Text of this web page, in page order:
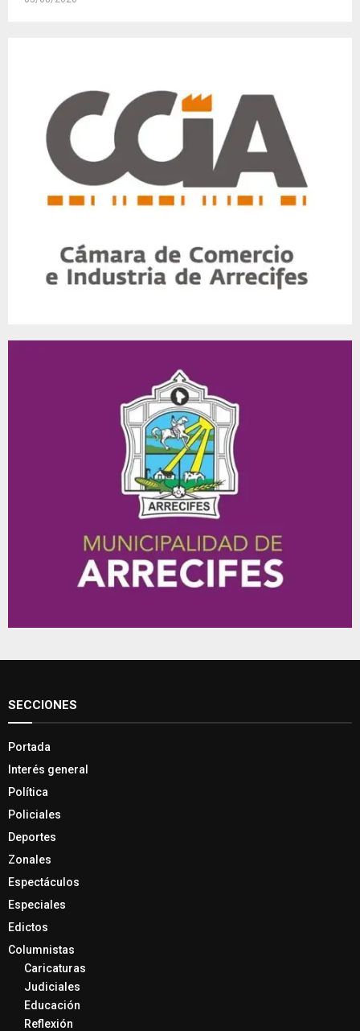
SECCIONES
Portada
Interés general
Política
Policiales
Deportes
Zonales
Espectáculos
Especiales
Edictos
Columnistas
Caricaturas
Judiciales
Educación
Reflexión